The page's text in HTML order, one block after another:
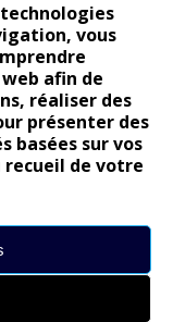
vous
afin de
réaliser des
présenter des
basées sur vos
recueil de votre
?